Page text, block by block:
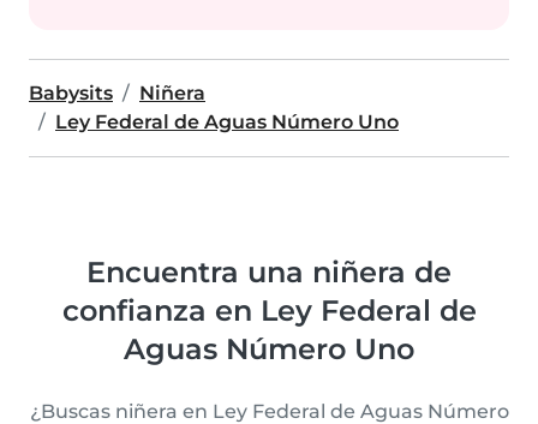
Babysits
Niñera
Ley Federal de Aguas Número Uno
Encuentra una niñera de
confianza en Ley Federal de
Aguas Número Uno
¿Buscas niñera en Ley Federal de Aguas Número